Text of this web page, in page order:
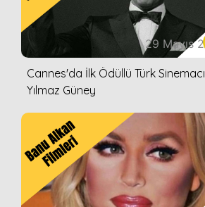
29 Mayıs
Cannes'da İlk Ödüllü Türk Sinemacı
Yılmaz Güney